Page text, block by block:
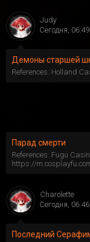
Демоны старшей
References: Holland
Judy
Сегодня, 06:49
Парад смерти
References: Fugu
https://
Последний
Charolette
Сегодня, 06:46